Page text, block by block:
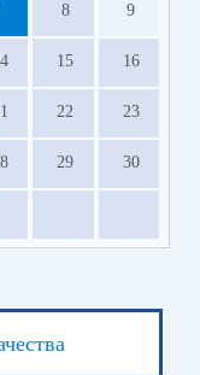
8 9
15 16
22 23
29 30